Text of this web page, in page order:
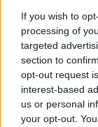
If you wish to
processing of
targeted
section to
opt-out request
interest-based
us or personal
your opt-out.